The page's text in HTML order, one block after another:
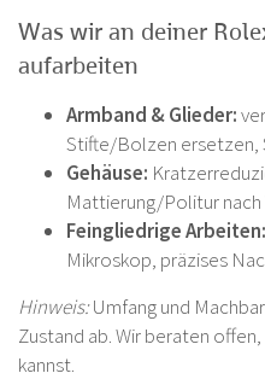
Was wir an deiner
aufarbeiten
Armband & Glieder:
Stifte/Bolzen ersetzen,
Gehäuse:
Mattierung/Politur
Feingliedrige Arbeiten:
Mikroskop, präzises
Hinweis:Umfang und
Zustand ab. Wir beraten
kannst.